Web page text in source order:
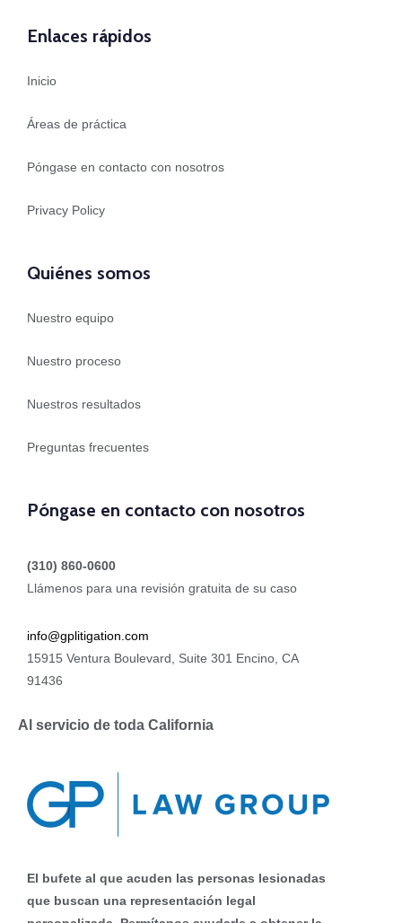
Enlaces rápidos
Inicio
Áreas de práctica
Póngase en contacto con nosotros
Privacy Policy
Quiénes somos
Nuestro equipo
Nuestro proceso
Nuestros resultados
Preguntas frecuentes
Póngase en contacto con nosotros
(310) 860-0600
Llámenos para una revisión gratuita de su caso
info@gplitigation.com
15915 Ventura Boulevard, Suite 301 Encino, CA
91436
Al servicio de toda California
El bufete al que acuden las personas lesionadas
que buscan una representación legal